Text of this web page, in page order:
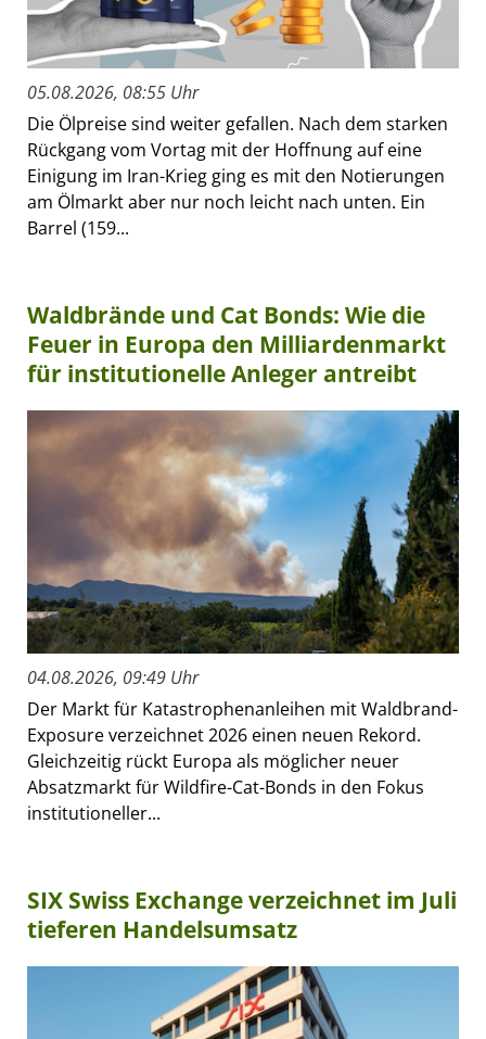
05.08.2026, 08:55 Uhr
Die Ölpreise sind weiter gefallen. Nach dem starken
Rückgang vom Vortag mit der Hoffnung auf eine
Einigung im Iran-Krieg ging es mit den Notierungen
am Ölmarkt aber nur noch leicht nach unten. Ein
Barrel (159...
Waldbrände und Cat Bonds: Wie die
Feuer in Europa den Milliardenmarkt
für institutionelle Anleger antreibt
04.08.2026, 09:49 Uhr
Der Markt für Katastrophenanleihen mit Waldbrand-
Exposure verzeichnet 2026 einen neuen Rekord.
Gleichzeitig rückt Europa als möglicher neuer
Absatzmarkt für Wildfire-Cat-Bonds in den Fokus
institutioneller...
SIX Swiss Exchange verzeichnet im Juli
tieferen Handelsumsatz